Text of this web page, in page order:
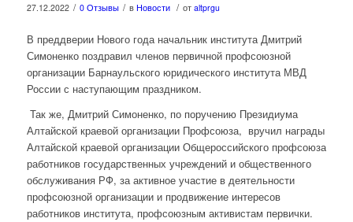
27.12.2022 / 0 Отзывы / в Новости / от altprgu
В преддверии Нового года начальник института Дмитрий
Симоненко поздравил членов первичной профсоюзной
организации Барнаульского юридического института МВД
России с наступающим праздником.
Так же, Дмитрий Симоненко, по поручению Президиума
Алтайской краевой организации Профсоюза, вручил награды
Алтайской краевой организации Общероссийского профсоюза
работников государственных учреждений и общественного
обслуживания РФ, за активное участие в деятельности
профсоюзной организации и продвижение интересов
работников института, профсоюзным активистам первички.